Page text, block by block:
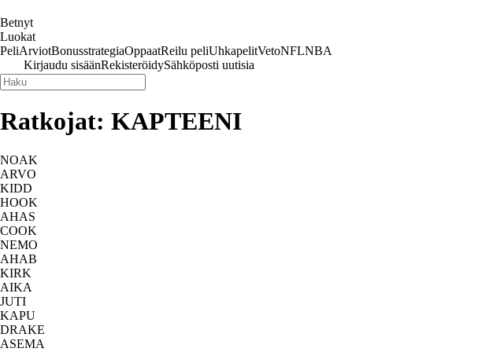
Betnyt
Luokat
PeliArviotBonusstrategiaOppaatReilu peliUhkapelitVetoNFLNBA
Kirjaudu sisäänRekisteröidySähköposti uutisia
Ratkojat: KAPTEENI
NOAK
ARVO
KIDD
HOOK
AHAS
COOK
NEMO
AHAB
KIRK
AIKA
JUTI
KAPU
DRAKE
ASEMA